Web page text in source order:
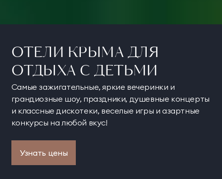
ОТЕЛИ КРЫМА ДЛЯ
ОТДЫХА С ДЕТЬМИ
Самые зажигательные, яркие вечеринки и
грандиозные шоу, праздники, душевные концерты
и классные дискотеки, веселые игры и азартные
конкурсы на любой вкус!
Узнать цены